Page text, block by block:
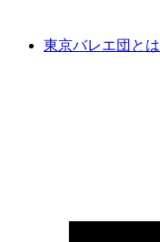
東京バレエ団とは